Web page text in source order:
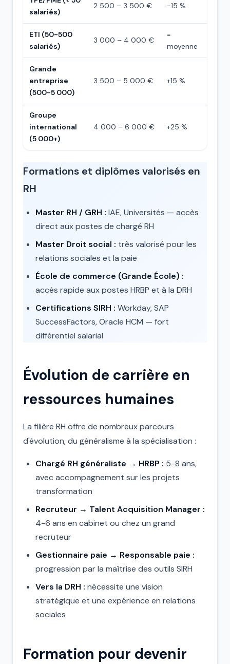
salariés)
2 500 – 3 500 € -15 %
ETI (50-500
salariés)
3 000 – 4 000 €
=
moyenne
Grande
entreprise
(500-5 000)
3 500 – 5 000 € +15 %
Groupe
international
(5 000+)
4 000 – 6 000 € +25 %
Formations et diplômes valorisés en
RH
Master RH / GRH : IAE, Universités — accès
direct aux postes de chargé RH
Master Droit social : très valorisé pour les
relations sociales et la paie
École de commerce (Grande École) :
accès rapide aux postes HRBP et à la DRH
Certifications SIRH : Workday, SAP
SuccessFactors, Oracle HCM — fort
différentiel salarial
Évolution de carrière en
ressources humaines
La filière RH offre de nombreux parcours
d'évolution, du généralisme à la spécialisation :
Chargé RH généraliste → HRBP : 5-8 ans,
avec accompagnement sur les projets
transformation
Recruteur → Talent Acquisition Manager :
4-6 ans en cabinet ou chez un grand
recruteur
Gestionnaire paie → Responsable paie :
progression par la maîtrise des outils SIRH
Vers la DRH : nécessite une vision
stratégique et une expérience en relations
sociales
Formation pour devenir